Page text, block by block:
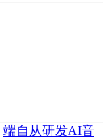
端自从研发AI音